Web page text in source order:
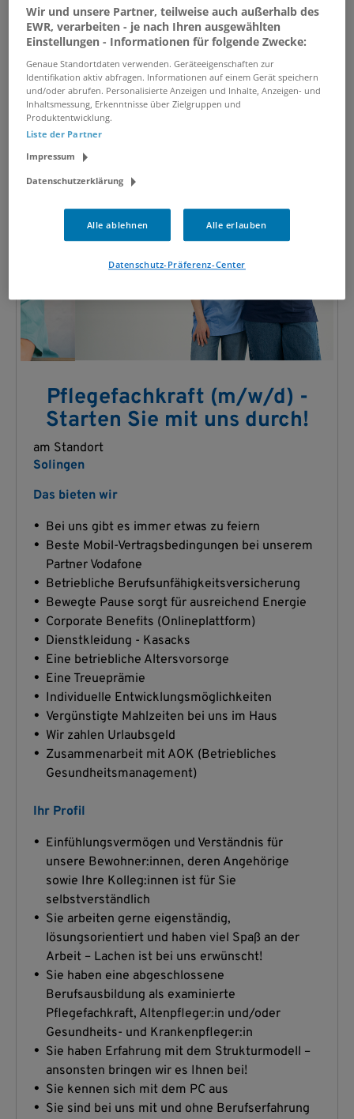
Wir und unsere Partner, teilweise auch außerhalb des
EWR, verarbeiten - je nach Ihren ausgewählten
Einstellungen - Informationen für folgende Zwecke:
Genaue Standortdaten verwenden. Geräteeigenschaften zur
Identifikation aktiv abfragen. Informationen auf einem Gerät speichern
und/oder abrufen. Personalisierte Anzeigen und Inhalte, Anzeigen- und
Inhaltsmessung, Erkenntnisse über Zielgruppen und
Produktentwicklung.
Liste der Partner
Impressum
Datenschutzerklärung
Alle ablehnen Alle erlauben
Datenschutz-Präferenz-Center